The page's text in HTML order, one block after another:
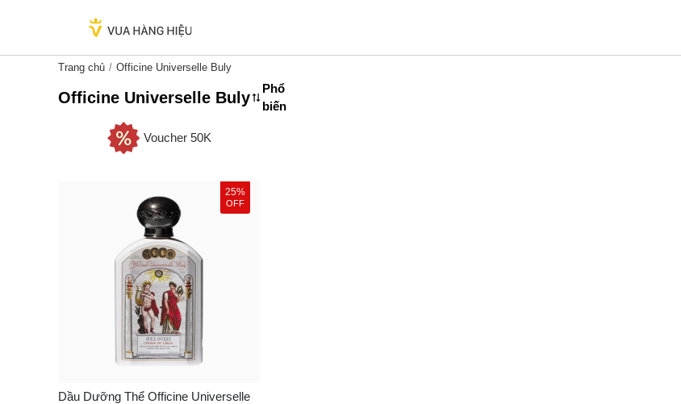
Trang chủ Officine Universelle Buly
Officine Universelle Buly
Phổ
biến
Voucher 50K
25%
OFF
Dầu Dưỡng Thể Officine Universelle